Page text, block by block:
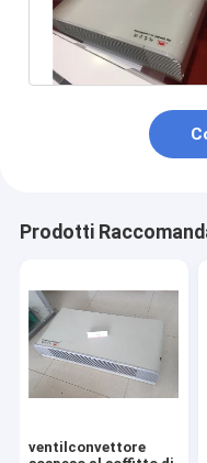
Prodotti
ventilconvettore